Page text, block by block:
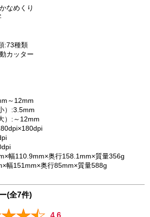
なめくり
:73種類
カッター
～12mm
）:3.5mm
）:～12mm
幅110.9mm×奥行158.1mm×質量356g
幅151mm×奥行85mm×質量588g
(全7件)
4.6